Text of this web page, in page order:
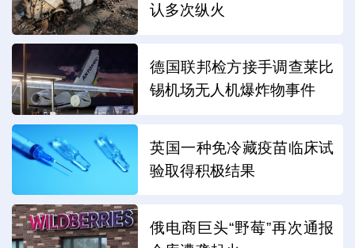
认多次纵火
德国联邦检方接手调查莱比
锡机场无人机爆炸物事件
英国一种免冷藏疫苗临床试
验取得积极结果
俄电商巨头“野莓”再次通报